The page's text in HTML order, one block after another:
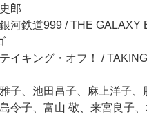
郎
河鉄道999 / THE GALAXY
イキング・オフ！ /
子、池田昌子、麻上洋子、
令子、富山 敬、来宮良子